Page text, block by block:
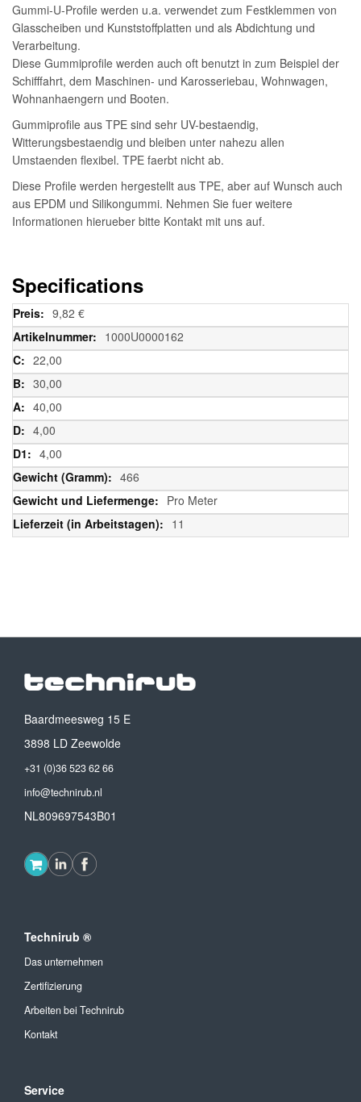
Gummi-U-Profile werden u.a. verwendet zum Festklemmen von
Glasscheiben und Kunststoffplatten und als Abdichtung und
Verarbeitung.
Diese Gummiprofile werden auch oft benutzt in zum Beispiel der
Schifffahrt, dem Maschinen- und Karosseriebau, Wohnwagen,
Wohnanhaengern und Booten.
Gummiprofile aus TPE sind sehr UV-bestaendig,
Witterungsbestaendig und bleiben unter nahezu allen
Umstaenden flexibel. TPE faerbt nicht ab.
Diese Profile werden hergestellt aus TPE, aber auf Wunsch auch
aus EPDM und Silikongummi. Nehmen Sie fuer weitere
Informationen hierueber bitte Kontakt mit uns auf.
Specifications
Weitere
Informationen
9,82 €
1000U0000162
22,00
30,00
40,00
4,00
4,00
466
Pro Meter
11
Baardmeesweg 15 E
3898 LD Zeewolde
+31 (0)36 523 62 66
info@technirub.nl
NL809697543B01
Technirub ®
Das unternehmen
Zertifizierung
Arbeiten bei Technirub
Kontakt
Service